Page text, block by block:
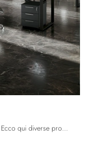
Vuoi arredare uffici operativi e direzionali? Ecco qui diverse proposte di scrivanie operative in melaminico, come il modello Loft Operativa Anello ...